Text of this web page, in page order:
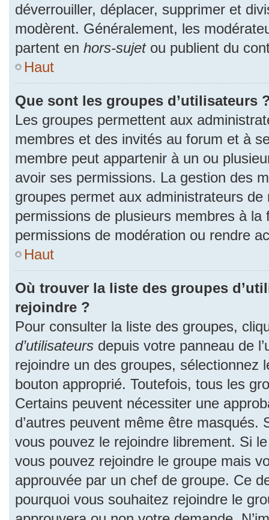
déverrouiller, déplacer, supprimer et
modèrent. Généralement, les
partent en hors-sujetou publient du
Haut
Que sont les groupes d’utilisateurs
Les groupes permettent aux
membres et des invités au forum et à
membre peut appartenir à un ou
avoir ses permissions. La gestion des
groupes permet aux administrateurs
permissions de plusieurs membres à la
permissions de modération ou rendre
Haut
Où trouver la liste des groupes
rejoindre ?
Pour consulter la liste des groupes,
d’utilisateurs depuis votre panneau de
rejoindre un des groupes, sélectionnez
bouton approprié. Toutefois, tous les
Certains peuvent nécessiter une
d’autres peuvent même être
vous pouvez le rejoindre librement. Si
vous pouvez rejoindre le groupe mais
approuvée par un chef de groupe. Ce
pourquoi vous souhaitez rejoindre le